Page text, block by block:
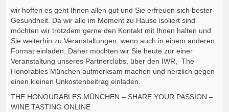
wir hoffen es geht Ihnen allen gut und Sie erfreuen sich bester
Gesundheit. Da wir alle im Moment zu Hause isoliert sind
möchten wir trotzdem gerne den Kontakt mit Ihnen halten und
Sie weiterhin zu Veranstaltungen, wenn auch in einem anderen
Format einladen. Daher möchten wir Sie heute zur einer
Veranstaltung unseres Partnerclubs, über den IWR, The
Honorables München aufmerksam machen und herzlich gegen
einen kleinen Unkostenbeitrag einladen.
THE HONOURABLES MÜNCHEN – SHARE YOUR PASSION –
WINE TASTING ONLINE